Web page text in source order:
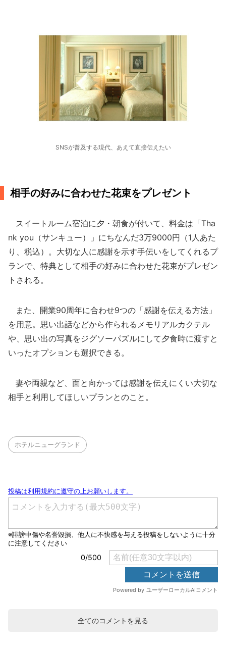
SNSが普及する現代、あえて直接伝えたい
相手の好みに合わせた花束をプレゼント
スイートルーム宿泊に夕・朝食が付いて、料金は「Tha
nk you（サンキュー）」にちなんだ3万9000円（1人あた
り、税込）。大切な人に感謝を示す手伝いをしてくれるプ
ランで、特典として相手の好みに合わせた花束がプレゼン
トされる。
また、開業90周年に合わせ9つの「感謝を伝える方法」
を用意。思い出話などから作られるメモリアルカクテル
や、思い出の写真をジグソーパズルにして夕食時に渡すと
いったオプションも選択できる。
妻や両親など、面と向かっては感謝を伝えにくい大切な
相手と利用してほしいプランとのこと。
ホテルニューグランド
全てのコメントを見る